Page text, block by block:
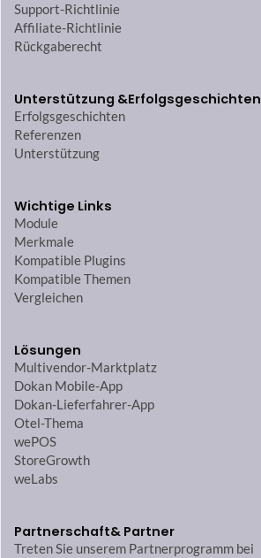
Support-Richtlinie
Affiliate-Richtlinie
Rückgaberecht
Unterstützung &Erfolgsgeschichten
Erfolgsgeschichten
Referenzen
Unterstützung
Wichtige Links
Module
Merkmale
Kompatible Plugins
Kompatible Themen
Vergleichen
Lösungen
Multivendor-Marktplatz
Dokan Mobile-App
Dokan-Lieferfahrer-App
Otel-Thema
wePOS
StoreGrowth
weLabs
Partnerschaft& Partner
Treten Sie unserem Partnerprogramm bei